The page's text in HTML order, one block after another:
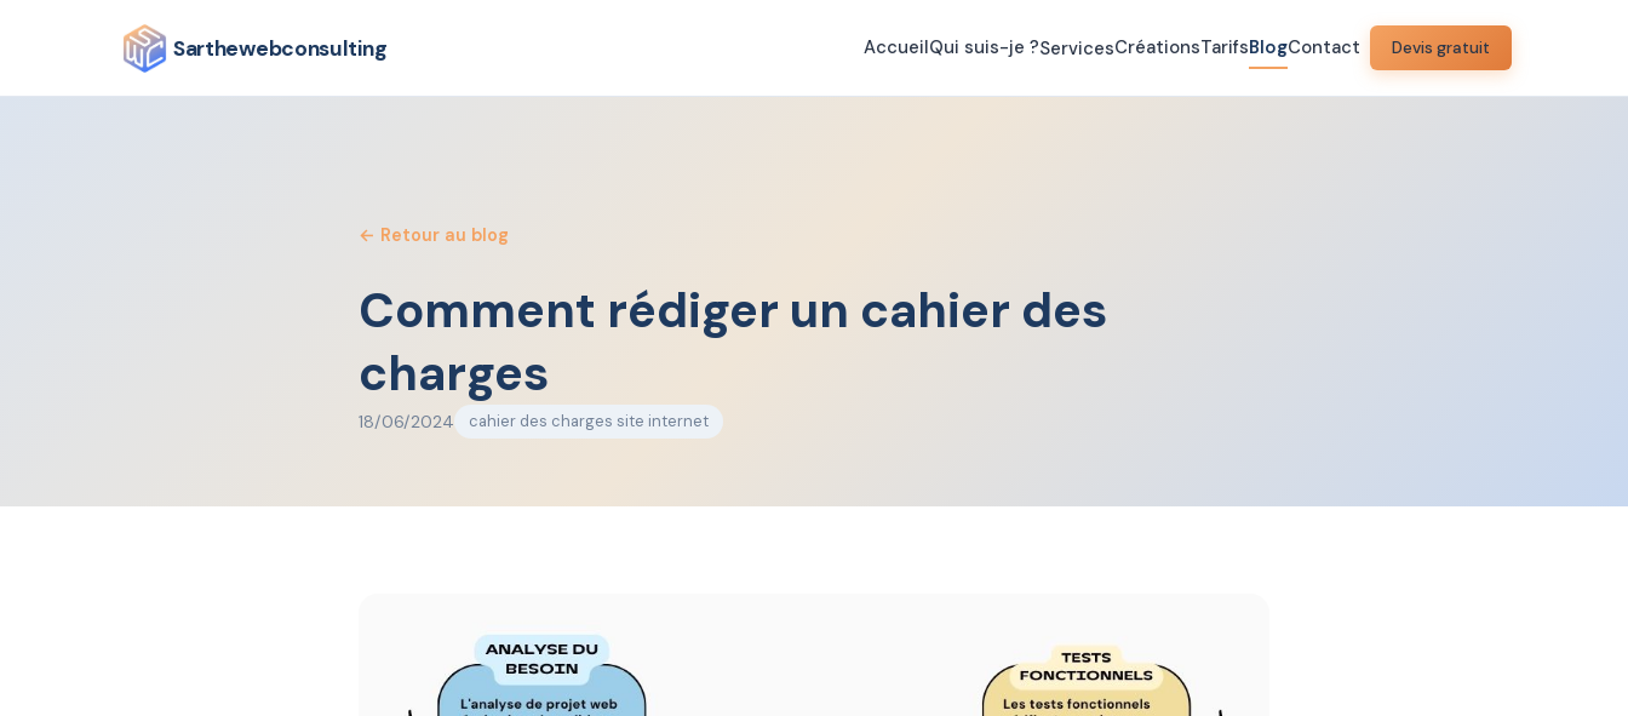
Sarthewebconsulting AccueilQui suis-je ?ServicesCréationsTarifsBlogContact Devis gratuit
← Retour au blog
Comment rédiger un cahier des
charges
18/06/2024 cahier des charges site internet